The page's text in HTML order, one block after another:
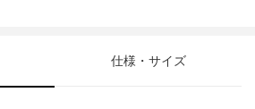
仕様・サイズ